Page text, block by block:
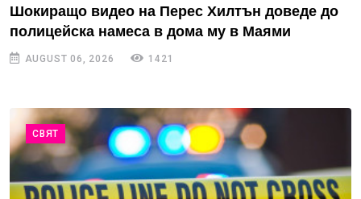
Шокиращо видео на Перес Хилтън доведе до
полицейска намеса в дома му в Маями
AUGUST 06, 2026 1421
СВЯТ